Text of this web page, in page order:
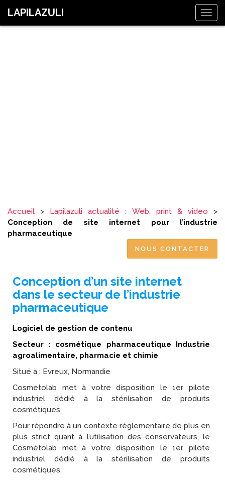
LAPILAZULI
Accueil > Lapilazuli actualité : Web, print & video >
Conception de site internet pour l’industrie
pharmaceutique
NOUS CONTACTER
Conception d’un site internet
dans le secteur de l’industrie
pharmaceutique
Logiciel de gestion de contenu
Secteur : cosmétique pharmaceutique Industrie
agroalimentaire, pharmacie et chimie
Situé à : Evreux, Normandie
Cosmetolab met à votre disposition le 1er pilote
industriel dédié à la stérilisation de produits
cosmétiques.
Pour répondre à un contexte réglementaire de plus en
plus strict quant à l’utilisation des conservateurs, le
Cosmétolab met à votre disposition le 1er pilote
industriel dédié à la stérilisation de produits
cosmétiques.